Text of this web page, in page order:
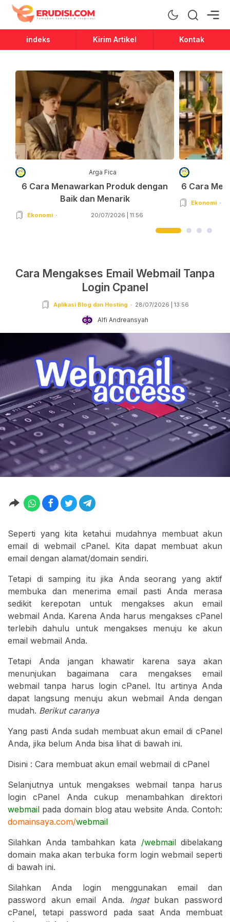
Erudisi
Temukan Jawaban dan Inspirasi
indeks Kirim Artikel Kontak
Arga Fica
6 Cara Menawarkan Produk dengan
Baik dan Menarik
Ekonomi 20/07/2026 | 11:56
6 Cara
Ekonomi
Cara Mengakses Email Webmail Tanpa
Login Cpanel
Aplikasi Blog dan Hosting 28/07/2026 | 13:56
Alfi Andreansyah
Seperti yang kita ketahui mudahnya membuat akun
email di webmail cPanel. Kita dapat membuat akun
email dengan alamat/domain sendiri.
Tetapi di samping itu jika Anda seorang yang aktif
membuka dan menerima email pasti Anda merasa
sedikit kerepotan untuk mengakses akun email
webmail Anda. Karena Anda harus mengakses cPanel
terlebih dahulu untuk mengakses menuju ke akun
email webmail Anda.
Tetapi Anda jangan khawatir karena saya akan
menunjukan bagaimana cara mengakses email
webmail tanpa harus login cPanel. Itu artinya Anda
dapat langsung menuju akun webmail Anda dengan
mudah. Berikut caranya
Yang pasti Anda sudah membuat akun email di cPanel
Anda, jika belum Anda bisa lihat di bawah ini.
Disini : Cara membuat akun email webmail di cPanel
Selanjutnya untuk mengakses webmail tanpa harus
login cPanel Anda cukup menambahkan direktori
webmail pada domain blog atau website Anda. Contoh:
domainsaya.com/webmail
Silahkan Anda tambahkan kata /webmaildibelakang
domain maka akan terbuka form login webmail seperti
di bawah ini.
Silahkan Anda login menggunakan email dan
password akun email Anda. Ingat bukan password
cPanel, tetapi password pada saat Anda membuat